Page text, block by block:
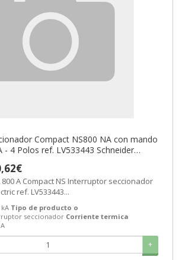
Compact NS800 NA con mando
- 4 Polos ref. LV533443 Schneider
ref. LV533443...
kA Tipo de producto o
seccionador Corriente termica
+